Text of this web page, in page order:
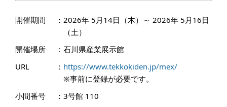
開催期間 ： 2026年 5月14日（木）～ 2026年 5月16日
（土）
開催場所
： 石川県産業展示館
URL
： https://www.tekkokiden.jp/mex/
※事前に登録が必要です。
小間番号
： 3号館 110